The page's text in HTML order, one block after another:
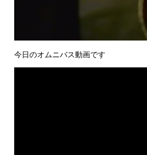
今日のオムニバス動画です